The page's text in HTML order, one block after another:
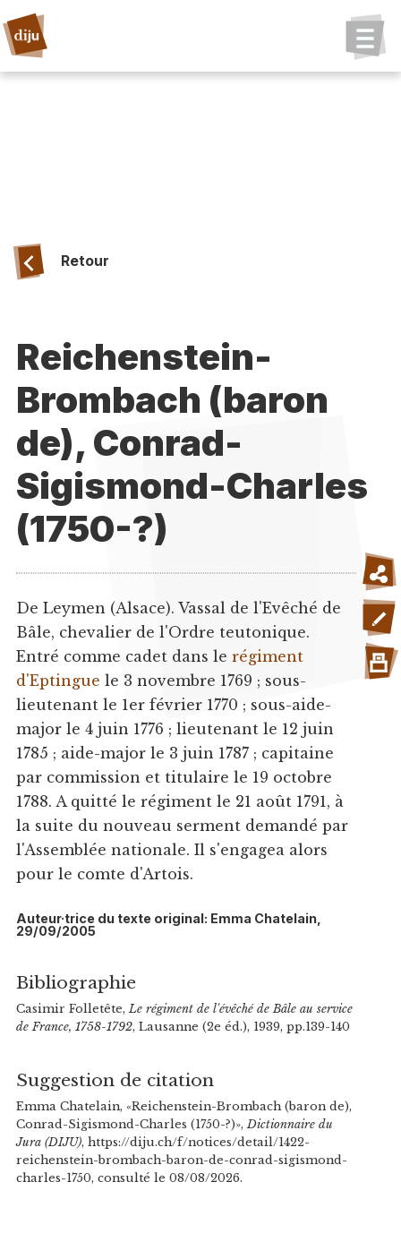
Retour
Reichenstein-
Brombach (baron
de), Conrad-
Sigismond-Charles
(1750-?)
De Leymen (Alsace). Vassal de l'Evêché de
Bâle, chevalier de l'Ordre teutonique.
Entré comme cadet dans le régiment
d'Eptingue le 3 novembre 1769 ; sous-
lieutenant le 1er février 1770 ; sous-aide-
major le 4 juin 1776 ; lieutenant le 12 juin
1785 ; aide-major le 3 juin 1787 ; capitaine
par commission et titulaire le 19 octobre
1788. A quitté le régiment le 21 août 1791, à
la suite du nouveau serment demandé par
l'Assemblée nationale. Il s'engagea alors
pour le comte d'Artois.
Auteur·trice du texte original: Emma Chatelain,
29/09/2005
Bibliographie
Casimir Folletête, Le régiment de l'évêché de Bâle au service
de France, 1758-1792, Lausanne (2e éd.), 1939, pp.139-140
Suggestion de citation
Emma Chatelain, «Reichenstein-Brombach (baron de),
Conrad-Sigismond-Charles (1750-?)»,Dictionnaire du
Jura (DIJU), https://diju.ch/f/notices/detail/1422-
reichenstein-brombach-baron-de-conrad-sigismond-
charles-1750, consulté le 08/08/2026.